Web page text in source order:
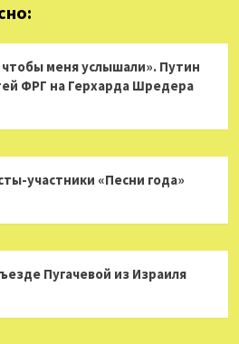
меня услышали». Путин
ФРГ на Герхарда Шредера
участники «Песни года»
Пугачевой из Израиля